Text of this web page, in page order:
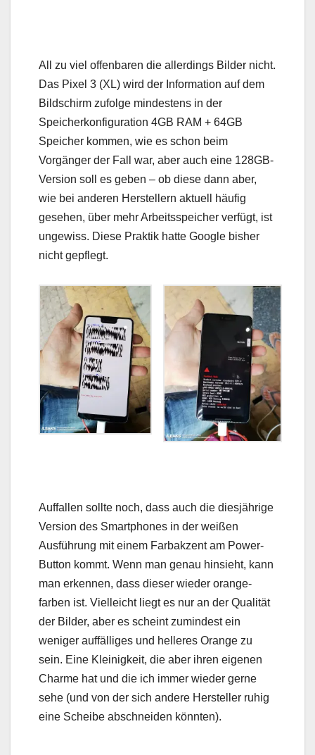
All zu viel offenbaren die allerdings Bilder nicht.
Das Pixel 3 (XL) wird der Information auf dem
Bildschirm zufolge mindestens in der
Speicherkonfiguration 4GB RAM + 64GB
Speicher kommen, wie es schon beim
Vorgänger der Fall war, aber auch eine 128GB-
Version soll es geben – ob diese dann aber,
wie bei anderen Herstellern aktuell häufig
gesehen, über mehr Arbeitsspeicher verfügt, ist
ungewiss. Diese Praktik hatte Google bisher
nicht gepflegt.
Auffallen sollte noch, dass auch die diesjährige
Version des Smartphones in der weißen
Ausführung mit einem Farbakzent am Power-
Button kommt. Wenn man genau hinsieht, kann
man erkennen, dass dieser wieder orange-
farben ist. Vielleicht liegt es nur an der Qualität
der Bilder, aber es scheint zumindest ein
weniger auffälliges und helleres Orange zu
sein. Eine Kleinigkeit, die aber ihren eigenen
Charme hat und die ich immer wieder gerne
sehe (und von der sich andere Hersteller ruhig
eine Scheibe abschneiden könnten).